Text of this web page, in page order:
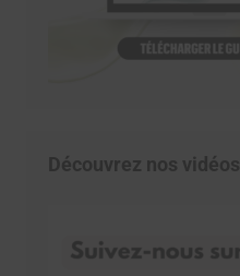
Découvrez nos vidéos